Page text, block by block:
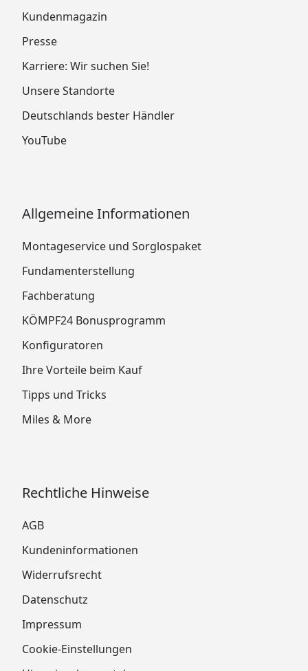
Kundenmagazin
Presse
Karriere: Wir suchen Sie!
Unsere Standorte
Deutschlands bester Händler
YouTube
Allgemeine Informationen
Montageservice und Sorglospaket
Fundamenterstellung
Fachberatung
KÖMPF24 Bonusprogramm
Konfiguratoren
Ihre Vorteile beim Kauf
Tipps und Tricks
Miles & More
Rechtliche Hinweise
AGB
Kundeninformationen
Widerrufsrecht
Datenschutz
Impressum
Cookie-Einstellungen